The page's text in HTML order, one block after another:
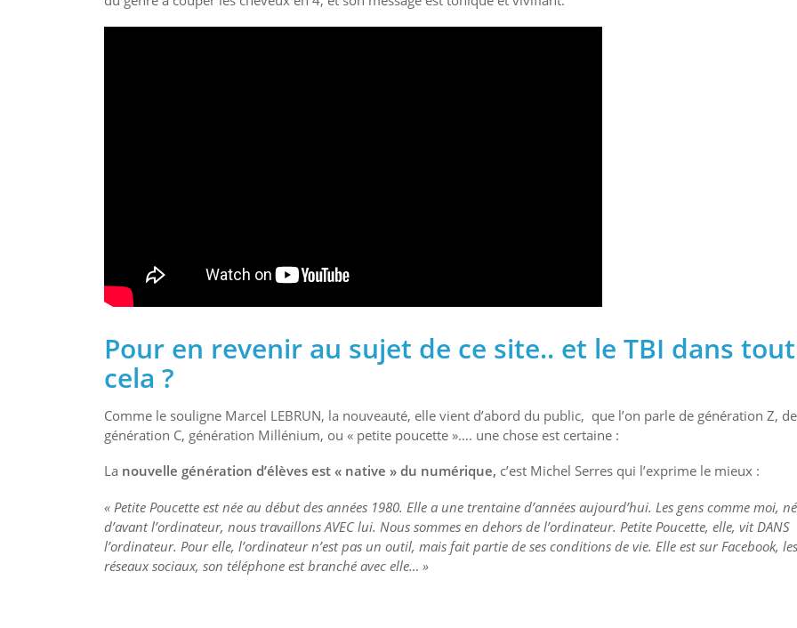
Pour en revenir au sujet de ce site.. et le TBI dans tout
cela ?
Comme le souligne Marcel LEBRUN, la nouveauté, elle vient d’abord du public, que l’on parle de génération Z, de
génération C, génération Millénium, ou « petite poucette »…. une chose est certaine :
La nouvelle génération d’élèves est « native » du numérique, c’est Michel Serres qui l’exprime le mieux :
« Petite Poucette est née au début des années 1980. Elle a une trentaine d’années aujourd’hui. Les gens comme moi,
d’avant l’ordinateur, nous travaillons AVEC lui. Nous sommes en dehors de l’ordinateur. Petite Poucette, elle, vit DANS
l’ordinateur. Pour elle, l’ordinateur n’est pas un outil, mais fait partie de ses conditions de vie. Elle est sur Facebook, les
réseaux sociaux, son téléphone est branché avec elle… »